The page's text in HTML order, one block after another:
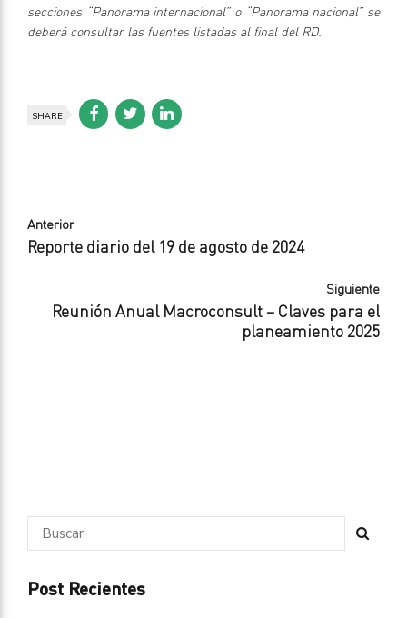
secciones “Panorama internacional” o “Panorama nacional” se
deberá consultar las fuentes listadas al final del RD.
SHARE
Anterior
Reporte diario del 19 de agosto de 2024
Siguiente
Reunión Anual Macroconsult – Claves para el
planeamiento 2025
Post Recientes